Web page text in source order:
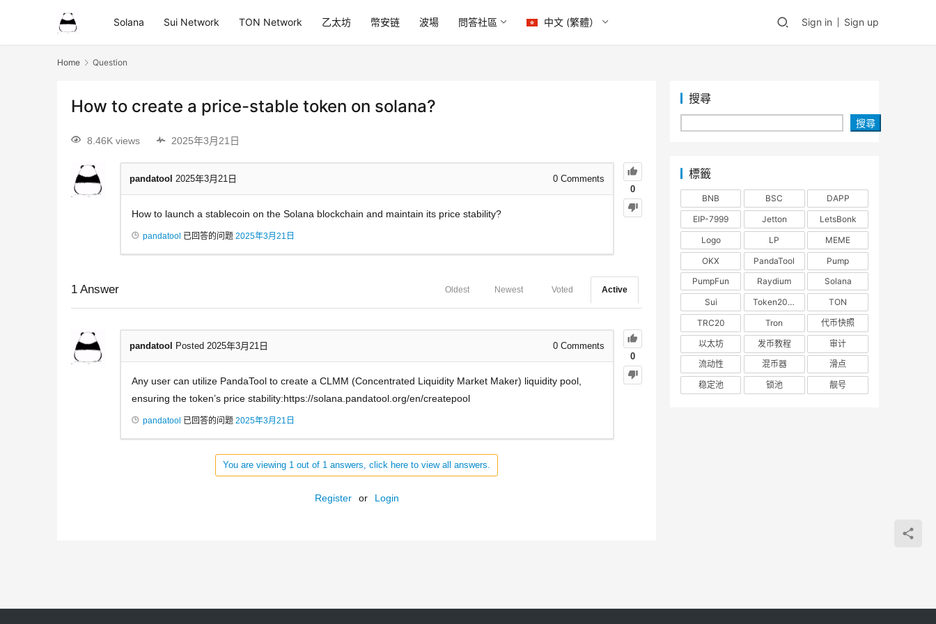
Solana Sui Network TON Network 乙太坊 幣安链 波場 問答社區 中文 (繁體） Sign in Sign up
Home Question
How to create a price-stable token on solana?
8.46K views 2025年3月21日
0
pandatool 2025年3月21日 0 Comments
How to launch a stablecoin on the Solana blockchain and maintain its price stability?
pandatool 已回答的问题 2025年3月21日
1 Answer Active
Voted
Newest
Oldest
0
pandatool Posted 2025年3月21日 0 Comments
Any user can utilize PandaTool to create a CLMM (Concentrated Liquidity Market Maker) liquidity pool,
ensuring the token’s price stability:https://solana.pandatool.org/en/createpool
pandatool 已回答的问题 2025年3月21日
You are viewing 1 out of 1 answers, click here to view all answers.
Register or Login
搜尋
搜尋
標籤
BNB BSC
DAPP
EIP-7999
Jetton
LetsBonk
Logo
LP
MEME
OKX
PandaTool
Pump
PumpFun
Raydium
Solana
Sui
Token2022
TON
TRC20
Tron
代币快照
以太坊
发币教程
审计
流动性
混币器
滑点
稳定池
锁池 靓号